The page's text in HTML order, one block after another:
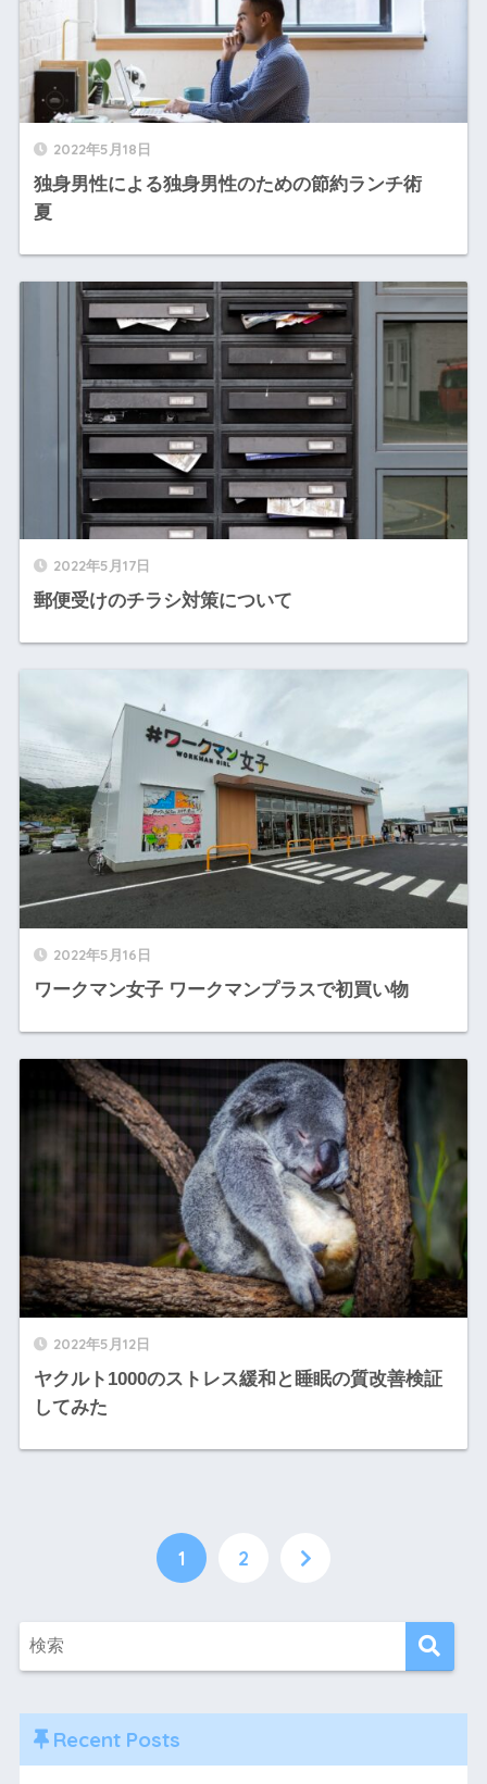
2022年5月18日
独身男性による独身男性のための節約ランチ術
夏
2022年5月17日
郵便受けのチラシ対策について
2022年5月16日
ワークマン女子 ワークマンプラスで初買い物
2022年5月12日
ヤクルト1000のストレス緩和と睡眠の質改善検証
してみた
1 2
Recent Posts